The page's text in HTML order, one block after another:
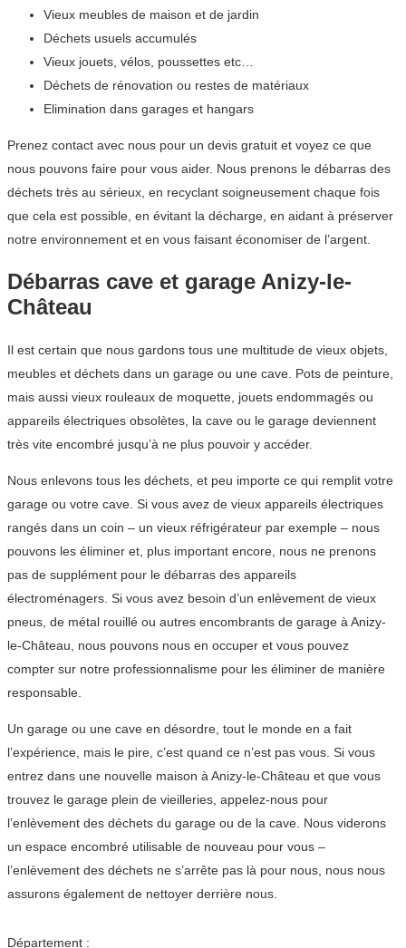
Vieux meubles de maison et de jardin
Déchets usuels accumulés
Vieux jouets, vélos, poussettes etc…
Déchets de rénovation ou restes de matériaux
Elimination dans garages et hangars
Prenez contact avec nous pour un devis gratuit et voyez ce que
nous pouvons faire pour vous aider. Nous prenons le débarras des
déchets très au sérieux, en recyclant soigneusement chaque fois
que cela est possible, en évitant la décharge, en aidant à préserver
notre environnement et en vous faisant économiser de l’argent.
Débarras cave et garage Anizy-le-
Château
Il est certain que nous gardons tous une multitude de vieux objets,
meubles et déchets dans un garage ou une cave. Pots de peinture,
mais aussi vieux rouleaux de moquette, jouets endommagés ou
appareils électriques obsolètes, la cave ou le garage deviennent
très vite encombré jusqu’à ne plus pouvoir y accéder.
Nous enlevons tous les déchets, et peu importe ce qui remplit votre
garage ou votre cave. Si vous avez de vieux appareils électriques
rangés dans un coin – un vieux réfrigérateur par exemple – nous
pouvons les éliminer et, plus important encore, nous ne prenons
pas de supplément pour le débarras des appareils
électroménagers. Si vous avez besoin d’un enlèvement de vieux
pneus, de métal rouillé ou autres encombrants de garage à Anizy-
le-Château, nous pouvons nous en occuper et vous pouvez
compter sur notre professionnalisme pour les éliminer de manière
responsable.
Un garage ou une cave en désordre, tout le monde en a fait
l’expérience, mais le pire, c’est quand ce n’est pas vous. Si vous
entrez dans une nouvelle maison à Anizy-le-Château et que vous
trouvez le garage plein de vieilleries, appelez-nous pour
l’enlèvement des déchets du garage ou de la cave. Nous viderons
un espace encombré utilisable de nouveau pour vous –
l’enlèvement des déchets ne s’arrête pas là pour nous, nous nous
assurons également de nettoyer derrière nous.
Département :